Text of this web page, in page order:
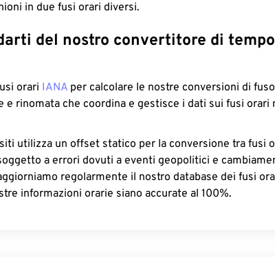
in due fusi orari diversi.
del nostro convertitore di tempo
orari IANA per calcolare le nostre conversioni di
e rinomata che coordina e gestisce i dati sui fusi orari
utilizza un offset statico per la conversione tra fusi
a errori dovuti a eventi geopolitici e
regolarmente il nostro database dei fusi
informazioni orarie siano accurate al 100%.